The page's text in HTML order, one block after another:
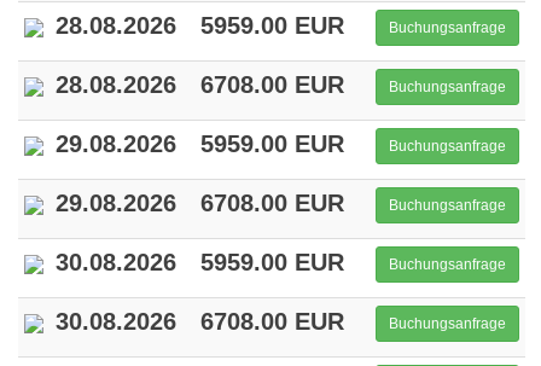
28.08.2026 5959.00 EUR Buchungsanfrage
28.08.2026 6708.00 EUR Buchungsanfrage
29.08.2026 5959.00 EUR Buchungsanfrage
29.08.2026 6708.00 EUR Buchungsanfrage
30.08.2026 5959.00 EUR Buchungsanfrage
30.08.2026 6708.00 EUR Buchungsanfrage